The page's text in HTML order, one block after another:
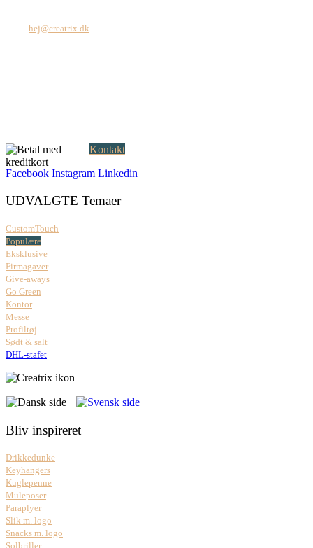
hej@creatrix.dk
Kontakt
Facebook Instagram Linkedin
UDVALGTE Temaer
CustomTouch
Populære
Eksklusive
Firmagaver
Give-aways
Go Green
Kontor
Messe
Profiltøj
Sødt & salt
DHL-stafet
Bliv inspireret
Drikkedunke
Keyhangers
Kuglepenne
Muleposer
Paraplyer
Slik m. logo
Snacks m. logo
Solbriller